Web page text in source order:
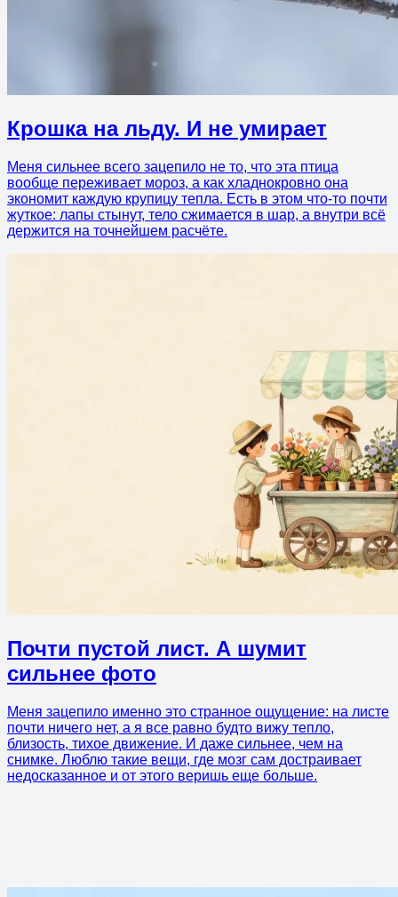
Крошка на льду. И не умирает
Меня сильнее всего зацепило не то, что эта птица
вообще переживает мороз, а как хладнокровно она
экономит каждую крупицу тепла. Есть в этом что-то почти
жуткое: лапы стынут, тело сжимается в шар, а внутри всё
держится на точнейшем расчёте.
Почти пустой лист. А шумит
сильнее фото
Меня зацепило именно это странное ощущение: на листе
почти ничего нет, а я все равно будто вижу тепло,
близость, тихое движение. И даже сильнее, чем на
снимке. Люблю такие вещи, где мозг сам достраивает
недосказанное и от этого веришь еще больше.